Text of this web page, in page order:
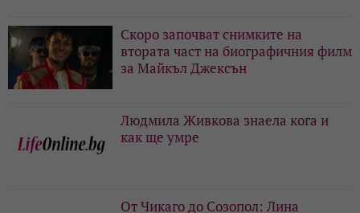
Скоро започват снимките на
втората част на биографичния филм
за Майкъл Джексън
Людмила Живкова знаела кога и
как ще умре
От Чикаго до Созопол: Лина